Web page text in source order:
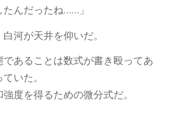
たんだったね……」
河が天井を仰いだ。
あることは数式が書き殴ってあ
いた。
度を得るための微分式だ。